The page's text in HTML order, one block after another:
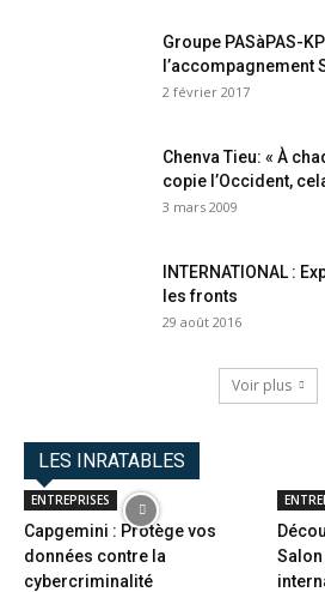
Groupe PASàPAS-
l’accompagnement
2 février 2017
Chenva Tieu: « À
copie l’Occident,
3 mars 2009
INTERNATIONAL :
les fronts
29 août 2016
Voir plus
LES INRATABLES
ENTREPRISES
Capgemini : Protège vos
données contre la
cybercriminalité